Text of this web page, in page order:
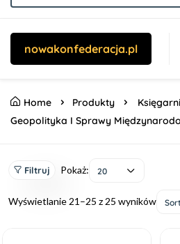
nowakonfederacja.pl
Home Produkty
Geopolityka I Sprawy
Filtruj Pokaż: 20
Wyświetlanie 21–25 z 25 wyników